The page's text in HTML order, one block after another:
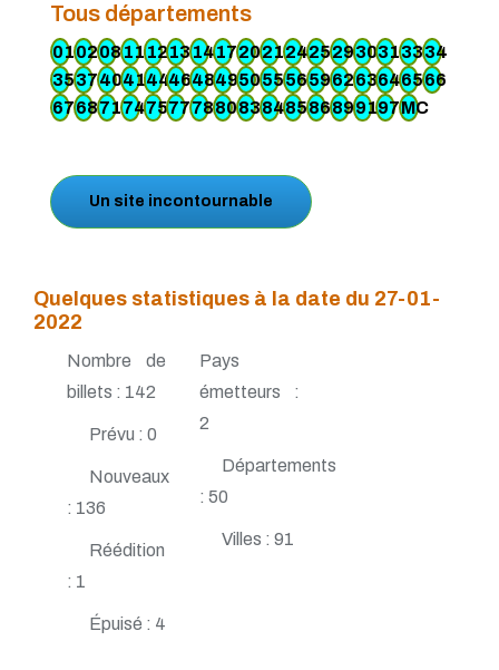
Tous départements
0102081112131417202124252930313334
3537404144464849505556596263646566
6768717475777880838485868991974MC
Un site incontournable
Quelques statistiques à la date du 27-01-
2022
Nombre de
billets : 142
Prévu : 0
Nouveaux
: 136
Réédition
: 1
Épuisé : 4
Pays
émetteurs :
2
Départements
: 50
Villes : 91